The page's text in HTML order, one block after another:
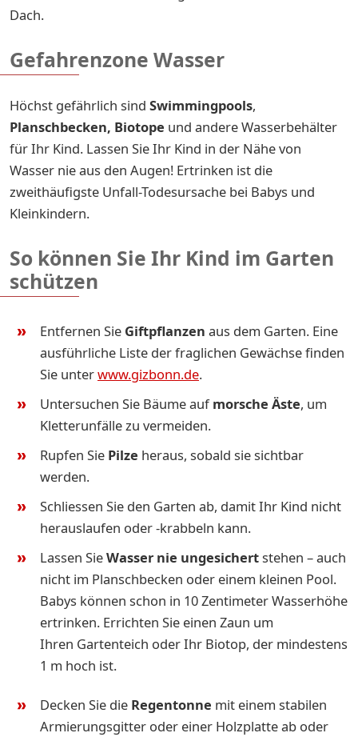
Dach.
Gefahrenzone Wasser
Höchst gefährlich sind Swimmingpools,
Planschbecken, Biotope und andere Wasserbehälter
für Ihr Kind. Lassen Sie Ihr Kind in der Nähe von
Wasser nie aus den Augen! Ertrinken ist die
zweithäufigste Unfall-Todesursache bei Babys und
Kleinkindern.
So können Sie Ihr Kind im Garten
schützen
Entfernen Sie Giftpflanzen aus dem Garten. Eine
ausführliche Liste der fraglichen Gewächse finden
Sie unterwww.gizbonn.de.
Untersuchen Sie Bäume aufmorsche Äste, um
Kletterunfälle zu vermeiden.
Rupfen Sie Pilze heraus, sobald sie sichtbar
werden.
Schliessen Sie den Garten ab, damit Ihr Kind nicht
herauslaufen oder -krabbeln kann.
Lassen SieWasser nie ungesichertstehen – auch
nicht im Planschbecken oder einem kleinen Pool.
Babys können schon in 10 Zentimeter Wasserhöhe
ertrinken. Errichten Sie einen Zaun um
Ihren Gartenteich oder Ihr Biotop, der mindestens
1 m hoch ist.
Decken Sie die Regentonne mit einem stabilen
Armierungsgitter oder einer Holzplatte ab oder